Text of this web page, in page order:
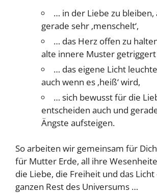
… in der Liebe zu bleiben,
gerade sehr ‚menschelt‘,
… das Herz offen zu
alte innere Muster
… das eigene Licht
auch wenn es ‚heiß‘ wird,
… sich bewusst für die
entscheiden auch und
Ängste aufsteigen.
So arbeiten wir gemeinsam für
für Mutter Erde, all ihre
die Liebe, die Freiheit und das Licht
ganzen Rest des Universums …